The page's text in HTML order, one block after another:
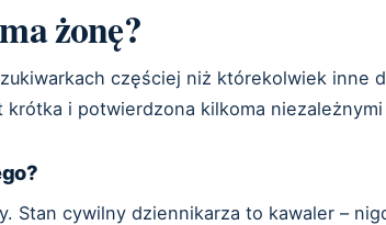
żonę?
częściej niż którekolwiek inne
i potwierdzona kilkoma niezależnymi
Stan cywilny dziennikarza to kawaler –